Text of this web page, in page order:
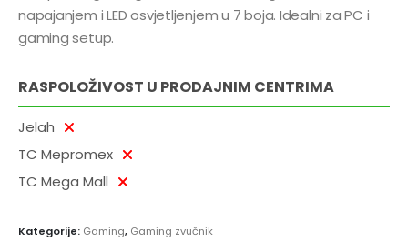
napajanjem i LED osvjetljenjem u 7 boja. Idealni za PC i
gaming setup.
RASPOLOŽIVOST U PRODAJNIM CENTRIMA
Jelah
TC Mepromex
TC Mega Mall
Kategorije: Gaming, Gaming zvučnik